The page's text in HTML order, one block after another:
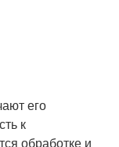
его
к
обработке и